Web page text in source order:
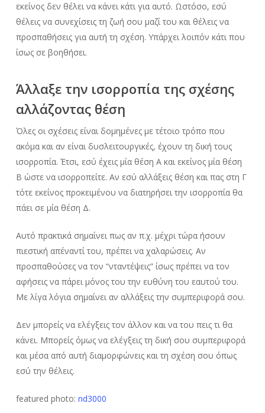
εκείνος δεν θέλει να κάνει κάτι για αυτό. Ωστόσο, εσύ
θέλεις να συνεχίσεις τη ζωή σου μαζί του και θέλεις να
προσπαθήσεις για αυτή τη σχέση. Υπάρχει λοιπόν κάτι που
ίσως σε βοηθήσει.
Άλλαξε την ισορροπία της σχέσης
αλλάζοντας θέση
Όλες οι σχέσεις είναι δομημένες με τέτοιο τρόπο που
ακόμα και αν είναι δυσλειτουργικές, έχουν τη δική τους
ισορροπία. Έτσι, εσύ έχεις μία θέση Α και εκείνος μία θέση
Β ώστε να ισορροπείτε. Αν εσύ αλλάξεις θέση και πας στη Γ
τότε εκείνος προκειμένου να διατηρήσει την ισορροπία θα
πάει σε μία θέση Δ.
Αυτό πρακτικά σημαίνει πως αν π.χ. μέχρι τώρα ήσουν
πιεστική απέναντί του, πρέπει να χαλαρώσεις. Αν
προσπαθούσες να τον “νταντέψεις” ίσως πρέπει να τον
αφήσεις να πάρει μόνος του την ευθύνη του εαυτού του.
Με λίγα λόγια σημαίνει αν αλλάξεις την συμπεριφορά σου.
Δεν μπορείς να ελέγξεις τον άλλον και να του πεις τι θα
κάνει. Μπορείς όμως να ελέγξεις τη δική σου συμπεριφορά
και μέσα από αυτή διαμορφώνεις και τη σχέση σου όπως
εσύ την θέλεις.
featured photo: nd3000